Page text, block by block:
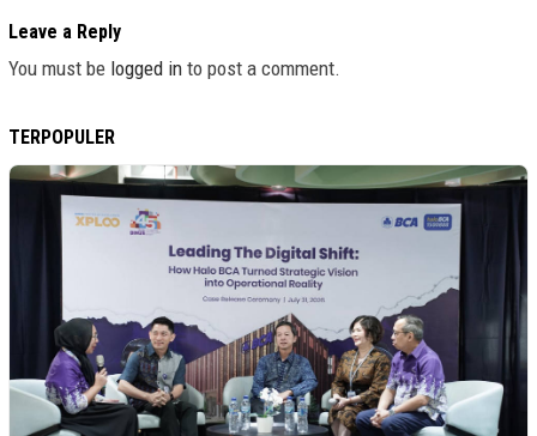
Leave a Reply
You must be logged in to post a comment.
TERPOPULER